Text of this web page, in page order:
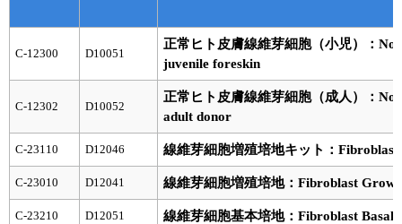
C-12300 D10051
正常ヒト皮膚線維芽細胞（小児）：
juvenile foreskin
C-12302 D10052
正常ヒト皮膚線維芽細胞（成人）：
adult donor
C-23110 D12046 線維芽細胞増殖培地キット：
C-23010 D12041 線維芽細胞増殖培地：Fibroblast
C-23210 D12051 線維芽細胞基本培地：Fibroblast Basal